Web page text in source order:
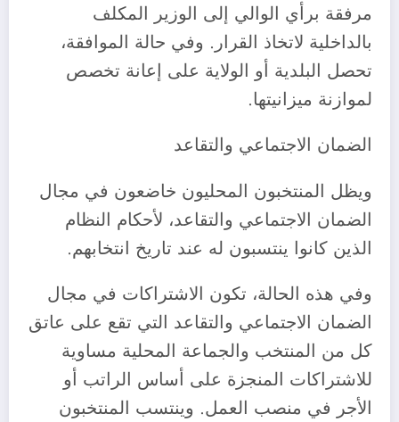
مرفقة برأي الوالي إلى الوزير المكلف
بالداخلية لاتخاذ القرار. وفي حالة الموافقة،
تحصل البلدية أو الولاية على إعانة تخصص
لموازنة ميزانيتها.
الضمان الاجتماعي والتقاعد
ويظل المنتخبون المحليون خاضعون في مجال
الضمان الاجتماعي والتقاعد، لأحكام النظام
الذين كانوا ينتسبون له عند تاريخ انتخابهم.
وفي هذه الحالة، تكون الاشتراكات في مجال
الضمان الاجتماعي والتقاعد التي تقع على عاتق
كل من المنتخب والجماعة المحلية مساوية
للاشتراكات المنجزة على أساس الراتب أو
الأجر في منصب العمل. وينتسب المنتخبون